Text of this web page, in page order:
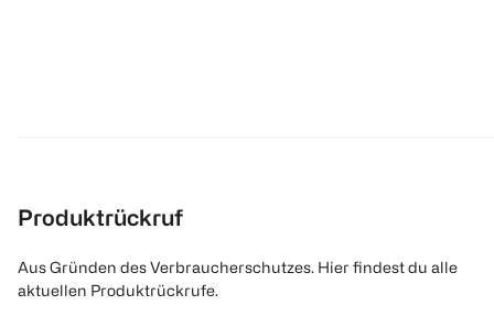
Produktrückruf
Aus Gründen des Verbraucherschutzes. Hier findest du alle
aktuellen Produktrückrufe.